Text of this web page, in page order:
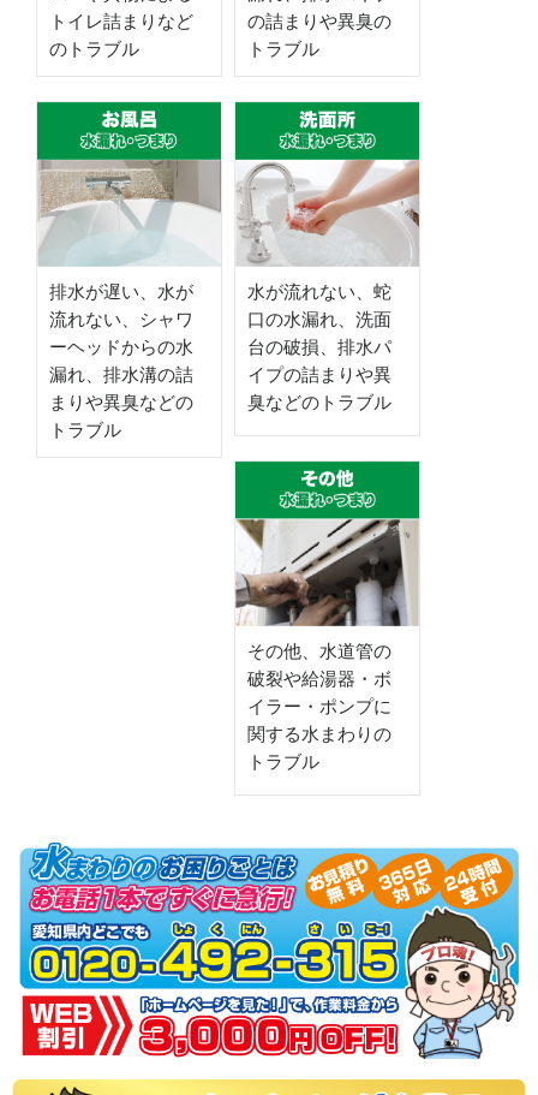
トイレ詰まりなど
のトラブル
の詰まりや異臭の
トラブル
排水が遅い、水が
流れない、シャワ
ーヘッドからの水
漏れ、排水溝の詰
まりや異臭などの
トラブル
水が流れない、蛇
口の水漏れ、洗面
台の破損、排水パ
イプの詰まりや異
臭などのトラブル
その他、水道管の
破裂や給湯器・ボ
イラー・ポンプに
関する水まわりの
トラブル